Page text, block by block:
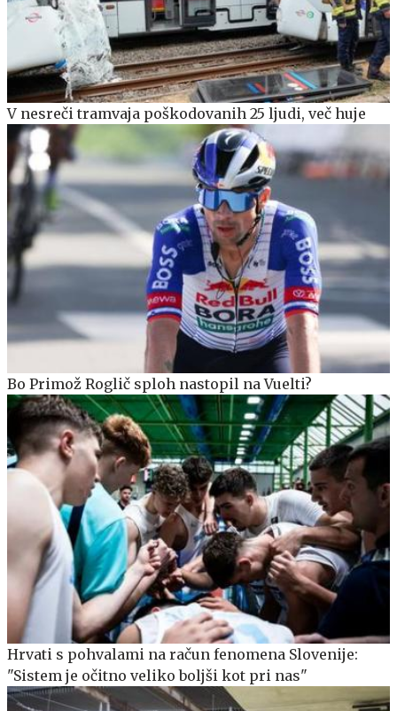
V nesreči tramvaja poškodovanih 25 ljudi, več huje
Bo Primož Roglič sploh nastopil na Vuelti?
Hrvati s pohvalami na račun fenomena Slovenije:
"Sistem je očitno veliko boljši kot pri nas"